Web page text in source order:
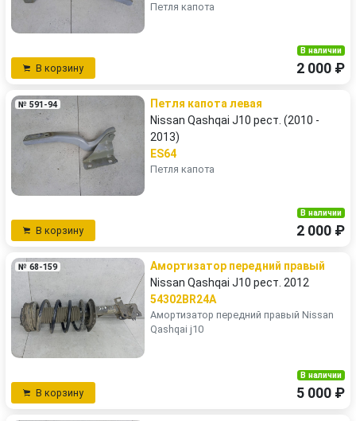
Петля капота
В корзину
В наличии
2 000 ₽
№ 591-94
Петля капота левая
Nissan Qashqai J10 рест. (2010 -
2013)
ES64
Петля капота
В корзину
В наличии
2 000 ₽
№ 68-159
Амортизатор передний правый
Nissan Qashqai J10 рест. 2012
54302BR24A
Амортизатор передний правый Nissan
Qashqai j10
В корзину
В наличии
5 000 ₽